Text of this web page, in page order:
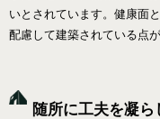
いとされています。健康面
配慮して建築されている点が
随所に工夫を凝